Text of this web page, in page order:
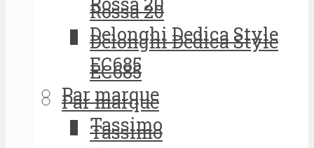
Delonghi Dedica Style
EC685
Par marque
Tassimo
Rossa 20
Delonghi Dedica Style
EC685
Par marque
Tassimo